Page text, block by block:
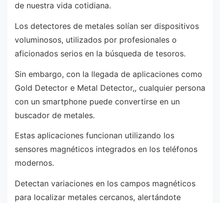
de nuestra vida cotidiana.
Los detectores de metales solían ser dispositivos
voluminosos, utilizados por profesionales o
aficionados serios en la búsqueda de tesoros.
Sin embargo, con la llegada de aplicaciones como
Gold Detector e Metal Detector,, cualquier persona
con un smartphone puede convertirse en un
buscador de metales.
Estas aplicaciones funcionan utilizando los
sensores magnéticos integrados en los teléfonos
modernos.
Detectan variaciones en los campos magnéticos
para localizar metales cercanos, alertándote